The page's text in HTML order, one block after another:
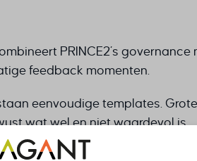
PRINCE2’s governance
feedback momenten.
eenvoudige templates. Grote
wat wel en niet waardevol is.
met stakeholders na elke